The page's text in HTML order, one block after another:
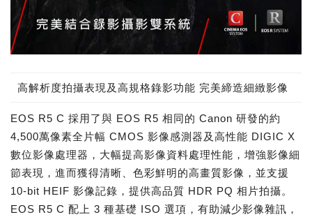
高解析度拍攝表現及高規格錄影功能 完美締造細緻影像
EOS R5 C 採用了與 EOS R5 相同的 Canon 研發的約
4,500萬像素全片幅 CMOS 影像感測器及高性能 DIGIC X
數位影像處理器，大幅提高影像資料處理性能，增強影像細
節表現，進而獲得清晰、色彩鮮明的高畫質影像，並支援
10-bit HEIF 影像記錄，提供高品質 HDR PQ 相片拍攝。
EOS R5 C 配上 3 種基礎 ISO 選項，有助減少影像雜訊，